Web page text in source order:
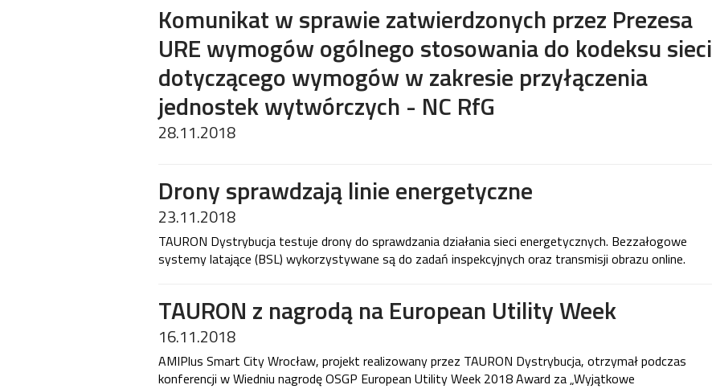
Komunikat w sprawie zatwierdzonych przez Prezesa
URE wymogów ogólnego stosowania do kodeksu sieci
dotyczącego wymogów w zakresie przyłączenia
jednostek wytwórczych - NC RfG
28.11.2018
Drony sprawdzają linie energetyczne
23.11.2018
TAURON Dystrybucja testuje drony do sprawdzania działania sieci energetycznych. Bezzałogowe
systemy latające (BSL) wykorzystywane są do zadań inspekcyjnych oraz transmisji obrazu online.
TAURON z nagrodą na European Utility Week
16.11.2018
AMIPlus Smart City Wrocław, projekt realizowany przez TAURON Dystrybucja, otrzymał podczas
konferencji w Wiedniu nagrodę OSGP European Utility Week 2018 Award za „Wyjątkowe